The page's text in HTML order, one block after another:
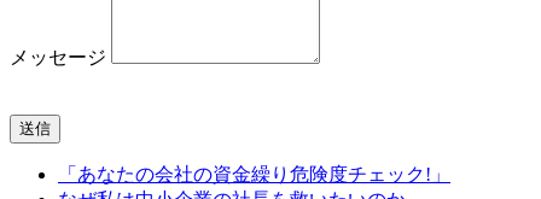
メッセージ
送信
「あなたの会社の資金繰り危険度チェック!」